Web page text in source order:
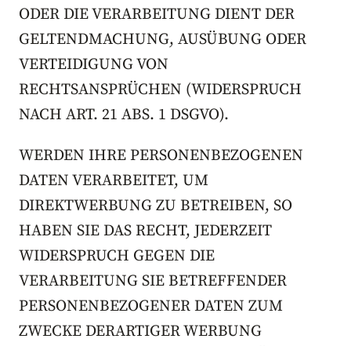
ODER DIE VERARBEITUNG DIENT DER
GELTENDMACHUNG, AUSÜBUNG ODER
VERTEIDIGUNG VON
RECHTSANSPRÜCHEN (WIDERSPRUCH
NACH ART. 21 ABS. 1 DSGVO).
WERDEN IHRE PERSONENBEZOGENEN
DATEN VERARBEITET, UM
DIREKTWERBUNG ZU BETREIBEN, SO
HABEN SIE DAS RECHT, JEDERZEIT
WIDERSPRUCH GEGEN DIE
VERARBEITUNG SIE BETREFFENDER
PERSONENBEZOGENER DATEN ZUM
ZWECKE DERARTIGER WERBUNG